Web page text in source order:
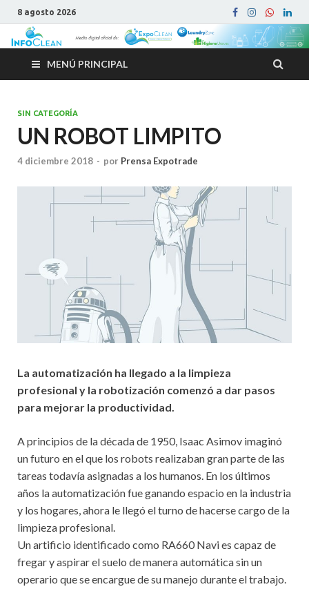
8 agosto 2026
MENÚ PRINCIPAL
SIN CATEGORÍA
UN ROBOT LIMPITO
4 diciembre 2018 - por Prensa Expotrade
La automatización ha llegado a la limpieza
profesional y la robotización comenzó a dar pasos
para mejorar la productividad.
A principios de la década de 1950, Isaac Asimov imaginó
un futuro en el que los robots realizaban gran parte de las
tareas todavía asignadas a los humanos. En los últimos
años la automatización fue ganando espacio en la industria
y los hogares, ahora le llegó el turno de hacerse cargo de la
limpieza profesional.
Un artificio identificado como RA660 Navi es capaz de
fregar y aspirar el suelo de manera automática sin un
operario que se encargue de su manejo durante el trabajo.